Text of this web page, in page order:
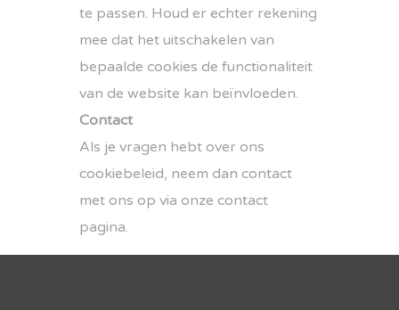
te passen. Houd er echter rekening
mee dat het uitschakelen van
bepaalde cookies de functionaliteit
van de website kan beïnvloeden.
Contact
Als je vragen hebt over ons
cookiebeleid, neem dan contact
met ons op via onze contact
pagina.